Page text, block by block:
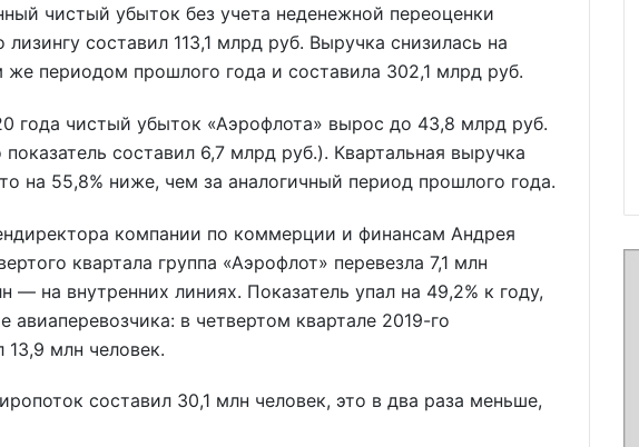
чистый убыток без учета неденежной переоценки
составил 113,1 млрд руб. Выручка снизилась на
же периодом прошлого года и составила 302,1 млрд руб.
года чистый убыток «Аэрофлота» вырос до 43,8 млрд руб.
составил 6,7 млрд руб.). Квартальная выручка
на 55,8% ниже, чем за аналогичный период прошлого года.
компании по коммерции и финансам Андрея
квартала группа «Аэрофлот» перевезла 7,1 млн
— на внутренних линиях. Показатель упал на 49,2% к году,
авиаперевозчика: в четвертом квартале 2019-го
13,9 млн человек.
составил 30,1 млн человек, это в два раза меньше,